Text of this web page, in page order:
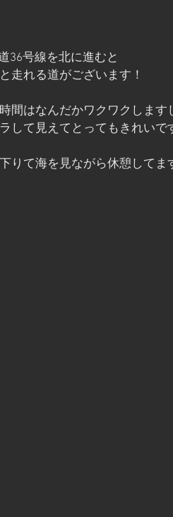
36号線を北に進むと
走れる道がございます！
間はなんだかワクワクします
して見えてとってもきれい
りて海を見ながら休憩してま